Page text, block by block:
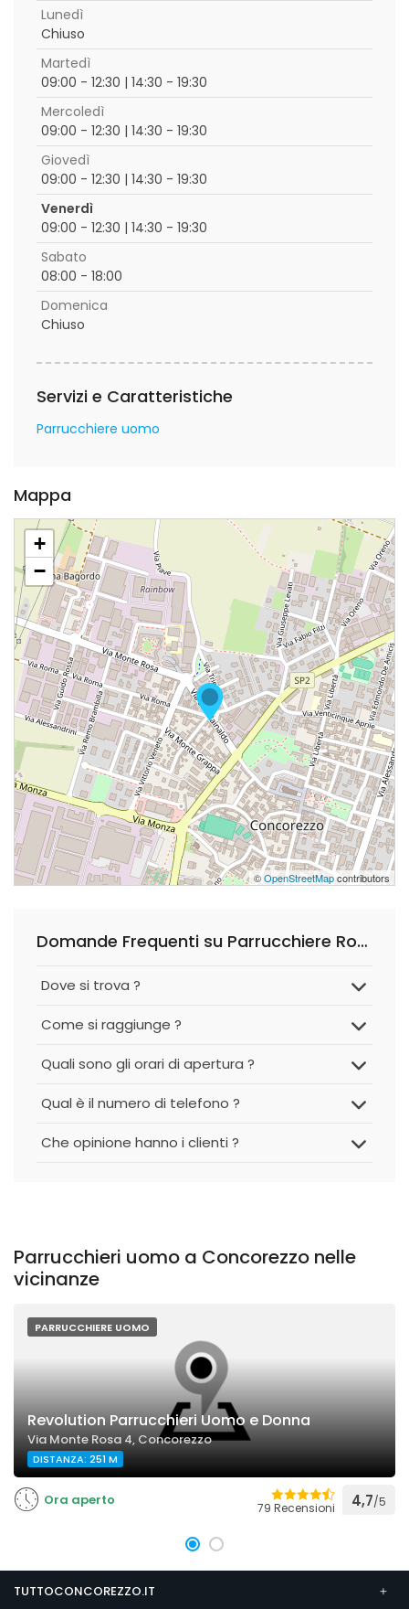
Lunedì
Chiuso
Martedì
09:00 - 12:30 | 14:30 - 19:30
Mercoledì
09:00 - 12:30 | 14:30 - 19:30
Giovedì
09:00 - 12:30 | 14:30 - 19:30
Venerdì
09:00 - 12:30 | 14:30 - 19:30
Sabato
08:00 - 18:00
Domenica
Chiuso
Servizi e Caratteristiche
Parrucchiere uomo
Mappa
+
−
©OpenStreetMapcontributors
Domande Frequenti su Parrucchiere Roby di Carzaniga Roberto
Dove si trova ?
Come si raggiunge ?
Quali sono gli orari di apertura ?
Qual è il numero di telefono ?
Che opinione hanno i clienti ?
Parrucchieri uomo a Concorezzo nelle
vicinanze
PARRUCCHIERE UOMO
Revolution Parrucchieri Uomo e Donna
Via Monte Rosa 4, Concorezzo
DISTANZA: 251 M
Ora aperto 79 Recensioni 4,7/5
TUTTOCONCOREZZO.IT